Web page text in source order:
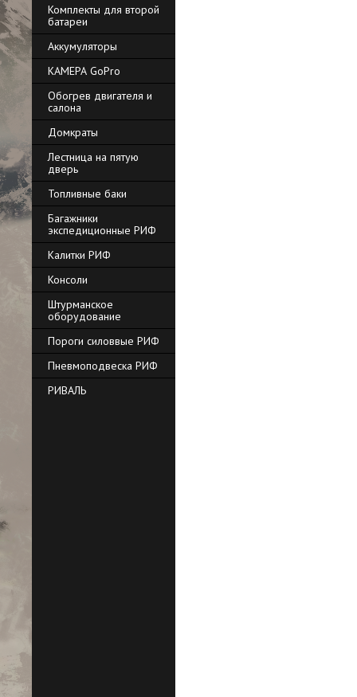
Комплекты для второй
батареи
Аккумуляторы
КАМЕРА GoPro
Обогрев двигателя и
салона
Домкраты
Лестница на пятую
дверь
Топливные баки
Багажники
экспедиционные РИФ
Калитки РИФ
Консоли
Штурманское
оборудование
Пороги силоввые РИФ
Пневмоподвеска РИФ
РИВАЛЬ